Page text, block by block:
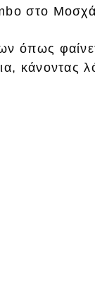
στο
όπως
κάνοντας